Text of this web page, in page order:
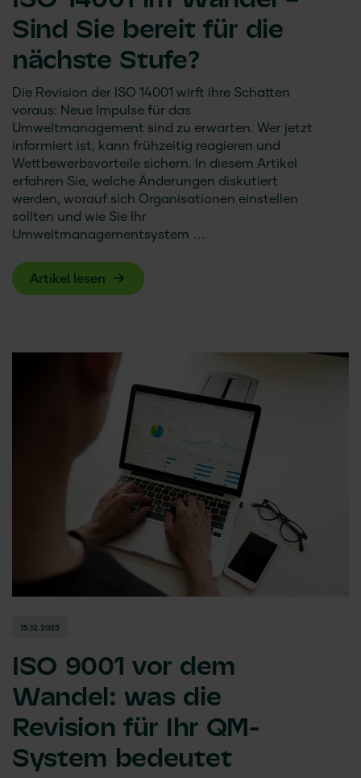
Sind Sie bereit für die
nächste Stufe?
Die Revision der ISO 14001 wirft ihre Schatten
voraus: Neue Impulse für das
Umweltmanagement sind zu erwarten. Wer jetzt
informiert ist, kann frühzeitig reagieren und
Wettbewerbsvorteile sichern. In diesem Artikel
erfahren Sie, welche Änderungen diskutiert
werden, worauf sich Organisationen einstellen
sollten und wie Sie Ihr
Umweltmanagementsystem …
Artikel lesen
15.12.2025
ISO 9001 vor dem
Wandel: was die
Revision für Ihr QM-
System bedeutet